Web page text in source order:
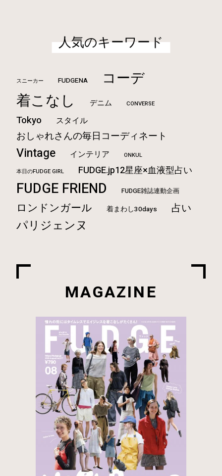
人気のキーワード
スニーカー FUDGENA コーデ
着こなし デニム CONVERSE
Tokyo スタイル
おしゃれさんの毎日コーディネート
Vintage インテリア
ONKUL
本日のFUDGE GIRL
FUDGE.jp12星座×血液型占い
FUDGE FRIEND FUDGE雑誌連動企画
ロンドンガール 着まわし30days 占い
パリジェンヌ
MAGAZINE